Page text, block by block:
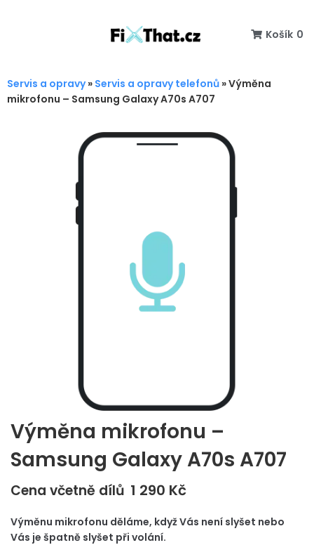
Košík 0
Servis a opravy» Servis a opravy telefonů »Výměna
mikrofonu – Samsung Galaxy A70s A707
Výměna mikrofonu –
Samsung Galaxy A70s A707
Cena včetně dílů 1 290 Kč
Výměnu mikrofonu děláme, když Vás není slyšet nebo
Vás je špatně slyšet při volání.